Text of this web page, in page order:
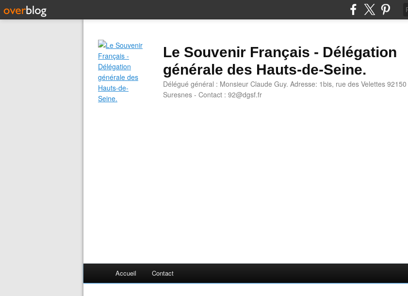
Le Souvenir Français - Délégation
générale des Hauts-de-Seine.
Délégué général : Monsieur Claude Guy. Adresse: 1bis, rue des Velettes 92150
Suresnes - Contact : 92@dgsf.fr
Accueil Contact